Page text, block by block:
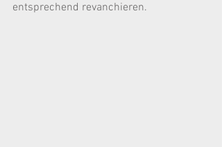
entsprechend revanchieren.